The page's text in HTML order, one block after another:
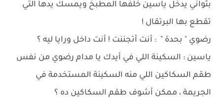
بثواني يدخل ياسين خلفها المطبخ ويمسك يدها التي
تقطع بها البرتقال !
رضوي " بحدة " : أنت أتجننت ! أنت داخل ورايا ليه ؟
ياسين : السكينة اللي في أيدك يا مدام رضوي من نفس
طقم السكاكين اللي منه السكينة المستخدمة في
الجريمة ، ممكن أشوف طقم السكاكين ده ؟